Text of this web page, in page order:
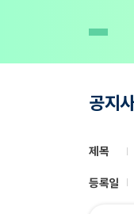
공지
제목
등록일